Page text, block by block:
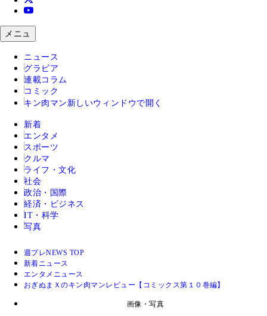
メニュ
ニュース
グラビア
連載コラム
コミック
キン肉マン 新しいウィンドウで開く
新着
エンタメ
スポーツ
クルマ
ライフ・文化
社会
政治・国際
経済・ビジネス
IT・科学
写真
週プレNEWS TOP
新着ニュース
エンタメニュース
おぎぬまＸのキン肉マンレビュー【コミックス第１０巻編】
画像・写真